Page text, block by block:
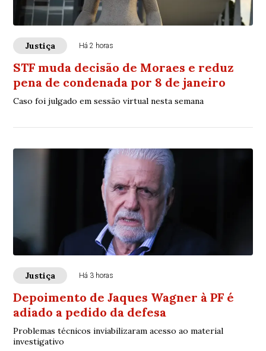
Justiça Há 2 horas
STF muda decisão de Moraes e reduz
pena de condenada por 8 de janeiro
Caso foi julgado em sessão virtual nesta semana
Justiça Há 3 horas
Depoimento de Jaques Wagner à PF é
adiado a pedido da defesa
Problemas técnicos inviabilizaram acesso ao material
investigativo